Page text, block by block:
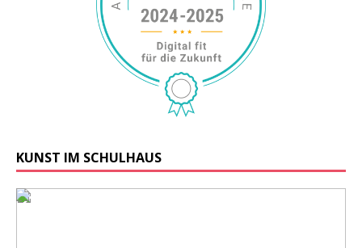
KUNST IM SCHULHAUS